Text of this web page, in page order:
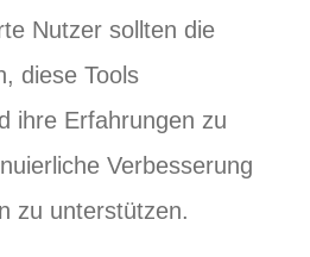
Nutzer sollten die
diese Tools
ihre Erfahrungen zu
Verbesserung
zu unterstützen.